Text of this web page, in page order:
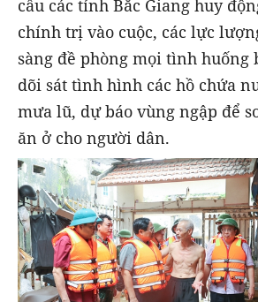
cầu các tỉnh Bắc Giang huy
chính trị vào cuộc, các lực
sàng đề phòng mọi tình huống
dõi sát tình hình các hồ chứa
mưa lũ, dự báo vùng ngập để
ăn ở cho người dân.